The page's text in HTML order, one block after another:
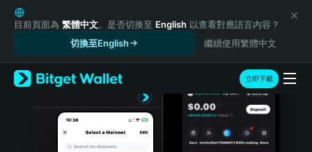
English
日本語
Русский
Español (Latinoamérica)
Türkçe
目前頁面為 繁體中文。是否切換至 English 以查看對應語言內容？
切換至English
繼續使用繁體中文
立即下載